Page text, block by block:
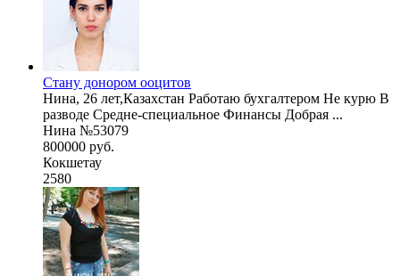
Стану донором ооцитов
Нина, 26 лет,Казахстан Работаю бухгалтером Не курю В
разводе Средне-специальное Финансы Добрая ...
Нина №53079
800000 руб.
Кокшетау
2580